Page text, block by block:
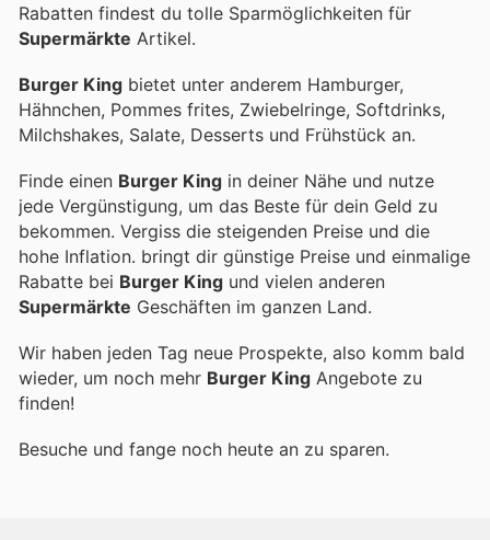
Rabatten findest du tolle Sparmöglichkeiten für
Supermärkte Artikel.
Burger King bietet unter anderem Hamburger,
Hähnchen, Pommes frites, Zwiebelringe, Softdrinks,
Milchshakes, Salate, Desserts und Frühstück an.
Finde einen Burger King in deiner Nähe und nutze
jede Vergünstigung, um das Beste für dein Geld zu
bekommen. Vergiss die steigenden Preise und die
hohe Inflation. bringt dir günstige Preise und einmalige
Rabatte bei Burger King und vielen anderen
Supermärkte Geschäften im ganzen Land.
Wir haben jeden Tag neue Prospekte, also komm bald
wieder, um noch mehr Burger King Angebote zu
finden!
Besuche und fange noch heute an zu sparen.